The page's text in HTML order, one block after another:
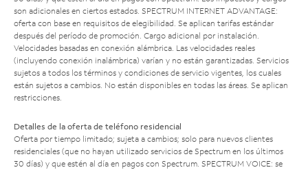
son adicionales en ciertos estados. SPECTRUM INTERNET ADVANTAGE:
oferta con base en requisitos de elegibilidad. Se aplican tarifas estándar
después del período de promoción. Cargo adicional por instalación.
Velocidades basadas en conexión alámbrica. Las velocidades reales
(incluyendo conexión inalámbrica) varían y no están garantizadas. Servicios
sujetos a todos los términos y condiciones de servicio vigentes, los cuales
están sujetos a cambios. No están disponibles en todas las áreas. Se aplican
restricciones.
Detalles de la oferta de teléfono residencial
Oferta por tiempo limitado; sujeta a cambios; solo para nuevos clientes
residenciales (que no hayan utilizado servicios de Spectrum en los últimos
30 días) y que estén al día en pagos con Spectrum. SPECTRUM VOICE: se